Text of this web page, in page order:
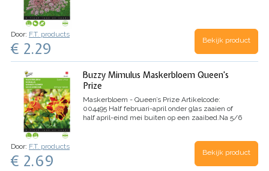
En daarom wordt deze
rode sierpeen ook wel “purple kisses”
Door: F.T. products
€ 2.29 Bekijk product
Buzzy Mimulus Maskerbloem Queen’s
Prize
Maskerbloem - Queen’s Prize Artikelcode:
004495 Half februari-april onder glas zaaien of
half april-eind mei buiten op een zaaibed.Na 5/6
Zaden per
Inhoud zakje: ca. 15 stuks
Botanische naam: Mimulus hybrida
Door: F.T. products
€ 2.69 Bekijk product